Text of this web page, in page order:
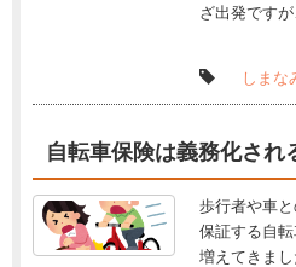
ざ出発です
しまな
自転車保険は義務化され
歩行者や車
保証する自
増えてきま